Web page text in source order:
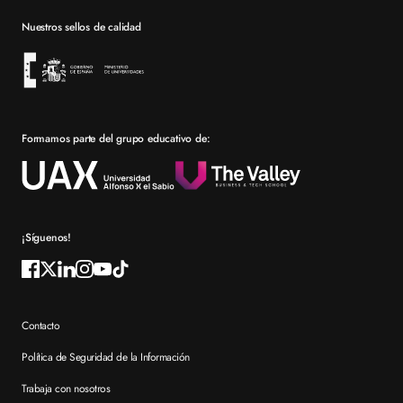
Bolsa de empleo
Por qué elegir XTART
Reconocimientos
Nuestros sellos de calidad
Formamos parte del grupo educativo de:
¡Síguenos!
Contacto
Política de Seguridad de la Información
Trabaja con nosotros